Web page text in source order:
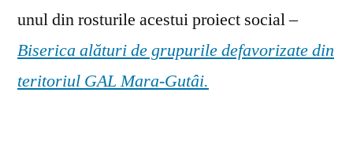
unul din rosturile acestui proiect social –
Biserica alături de grupurile defavorizate din
teritoriul GAL Mara-Gutâi.